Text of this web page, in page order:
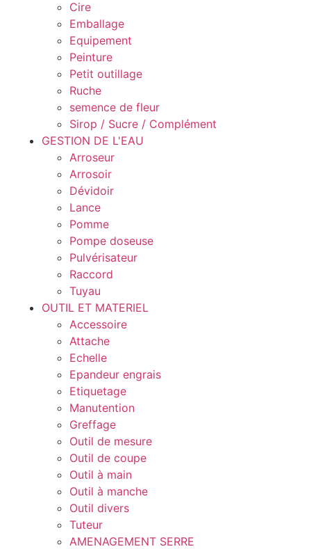
Cire
Emballage
Equipement
Peinture
Petit outillage
Ruche
semence de fleur
Sirop / Sucre / Complément
GESTION DE L'EAU
Arroseur
Arrosoir
Dévidoir
Lance
Pomme
Pompe doseuse
Pulvérisateur
Raccord
Tuyau
OUTIL ET MATERIEL
Accessoire
Attache
Echelle
Epandeur engrais
Etiquetage
Manutention
Greffage
Outil de mesure
Outil de coupe
Outil à main
Outil à manche
Outil divers
Tuteur
AMENAGEMENT SERRE